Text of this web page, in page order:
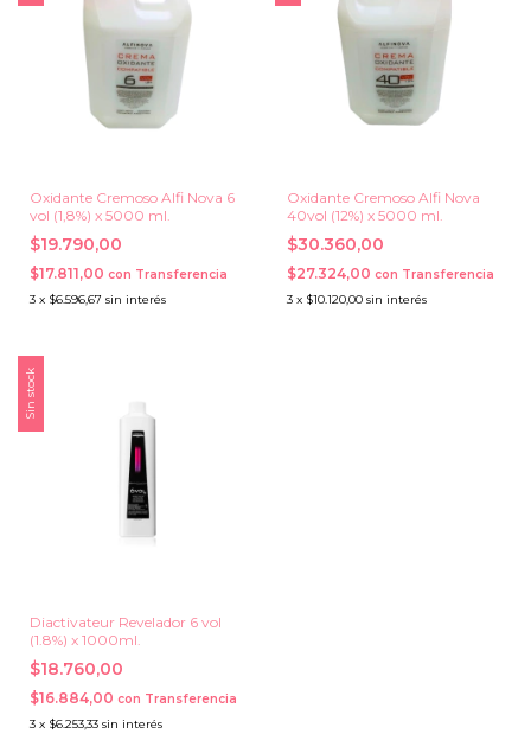
Oxidante Cremoso Alfi Nova 6
vol (1,8%) x 5000 ml.
$19.790,00
$17.811,00 con Transferencia
3 x $6.596,67 sin interés
Oxidante Cremoso Alfi Nova
40vol (12%) x 5000 ml.
$30.360,00
$27.324,00 con Transferencia
3 x $10.120,00 sin interés
Sin stock
Diactivateur Revelador 6 vol
(1.8%) x 1000ml.
$18.760,00
$16.884,00 con Transferencia
3 x $6.253,33 sin interés